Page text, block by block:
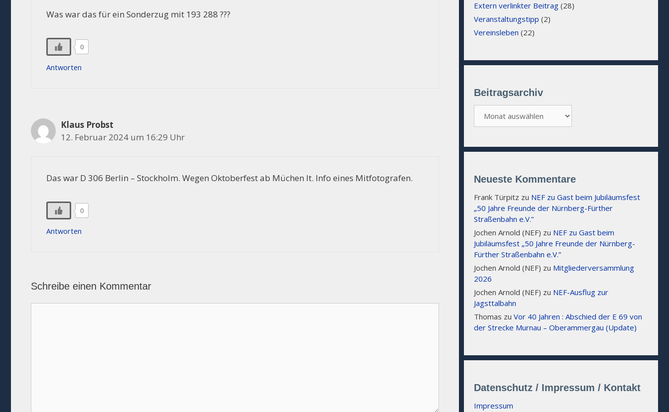
Was war das für ein Sonderzug mit 193 288 ???
0
Antworten
Klaus Probst
12. Februar 2024 um 16:29 Uhr
Das war D 306 Berlin – Stockholm. Wegen Oktoberfest ab Müchen lt. Info eines Mitfotografen.
0
Antworten
Schreibe einen Kommentar
Extern verlinkter Beitrag (28)
Veranstaltungstipp (2)
Vereinsleben (22)
Beitragsarchiv
Neueste Kommentare
Frank Türpitz zu NEF zu Gast beim Jubiläumsfest
„50 Jahre Freunde der Nürnberg-Fürther
Straßenbahn e.V.”
Jochen Arnold (NEF) zu NEF zu Gast beim
Jubiläumsfest „50 Jahre Freunde der Nürnberg-
Fürther Straßenbahn e.V.”
Jochen Arnold (NEF) zu Mitgliederversammlung
2026
Jochen Arnold (NEF) zu NEF-Ausflug zur
Jagsttalbahn
Thomas zu Vor 40 Jahren : Abschied der E 69 von
der Strecke Murnau – Oberammergau (Update)
Datenschutz / Impressum / Kontakt
Impressum